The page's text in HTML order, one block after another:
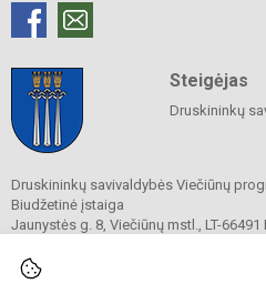
Steigėjas
Druskininkų
Druskininkų savivaldybės Viečiūnų
Biudžetinė įstaiga
Jaunystės g. 8, Viečiūnų mstl., LT-66491
El. p.
Duomenys kaupiami ir saugomi